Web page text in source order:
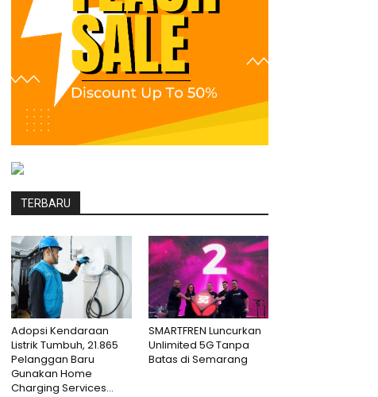
TERBARU
Adopsi Kendaraan
Listrik Tumbuh, 21.865
Pelanggan Baru
Gunakan Home
Charging Services...
SMARTFREN Luncurkan
Unlimited 5G Tanpa
Batas di Semarang